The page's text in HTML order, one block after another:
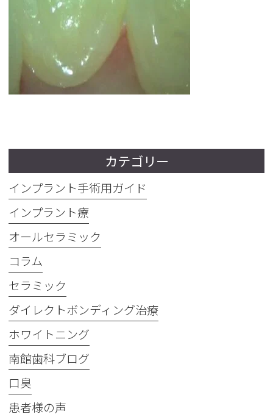
カテゴリー
インプラント手術用ガイド
インプラント療
オールセラミック
コラム
セラミック
ダイレクトボンディング治療
ホワイトニング
南館歯科ブログ
口臭
患者様の声